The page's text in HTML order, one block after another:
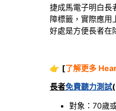
捷成馬電子明白長
障標籤，實際應用
好處是方便長者在
👉 [了解更多
長者免費聽力測試
對象：70歲